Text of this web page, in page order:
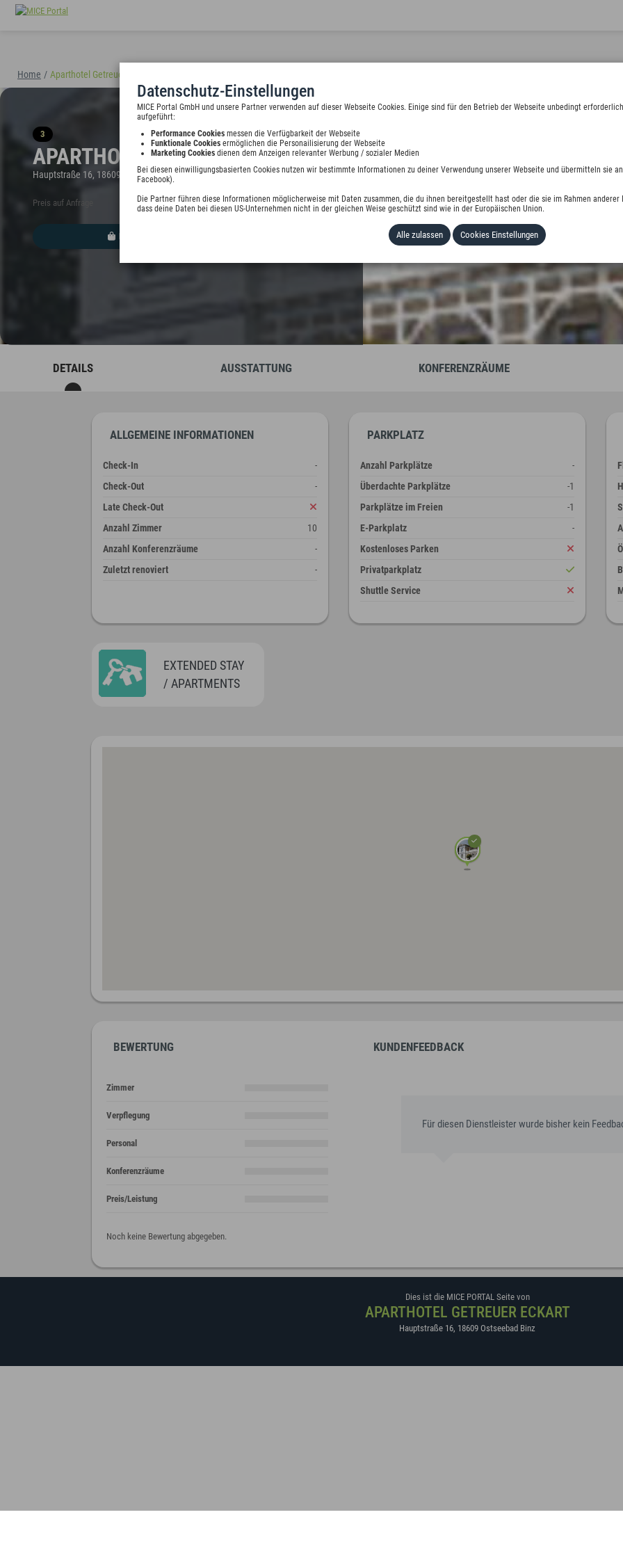
Datenschutz-Einstellungen
MICE Portal GmbH und unsere Partner verwenden auf dieser Webseite Cookies. Einige sind für den Betrieb der Webseite unbedingt
aufgeführt:
Performance Cookies messen die Verfügbarkeit der Webseite
Funktionale Cookies ermöglichen die Personailisierung der Webseite
Marketing Cookies dienen dem Anzeigen relevanter Werbung / sozialer Medien
Bei diesen einwilligungsbasierten Cookies nutzen wir bestimmte Informationen zu deiner Verwendung unserer Webseite und übermitteln sie
Facebook).
Die Partner führen diese Informationen möglicherweise mit Daten zusammen, die du ihnen bereitgestellt hast oder die sie im Rahmen anderer
dass deine Daten bei diesen US-Unternehmen nicht in der gleichen Weise geschützt sind wie in der Europäischen Union.
Alle zulassen Cookies Einstellungen
Home / Aparthotel Getreuer Eckart
3
APARTHOTEL GETREUER ECKART
Hauptstraße 16, 18609 Ostseebad Binz, Deutschland
Preis auf Anfrage
HINZUFÜGEN
DETAILS AUSSTATTUNG KONFERENZRÄUME
ALLGEMEINE INFORMATIONEN
Check-In
-
Check-Out
-
Late Check-Out
Anzahl Zimmer
10
Anzahl Konferenzräume
-
Zuletzt renoviert
-
PARKPLATZ
Anzahl Parkplätze
-
Überdachte Parkplätze
-1
Parkplätze im Freien
-1
E-Parkplatz
-
Kostenloses Parken
Privatparkplatz
Shuttle Service
EXTENDED STAY
/ APARTMENTS
BEWERTUNG
Zimmer
Verpflegung
Personal
Konferenzräume
Preis/Leistung
Noch keine Bewertung abgegeben.
KUNDENFEEDBACK
Für diesen Dienstleister wurde bisher kein
Dies ist die MICE PORTAL Seite von
APARTHOTEL GETREUER ECKART
Hauptstraße 16, 18609 Ostseebad Binz